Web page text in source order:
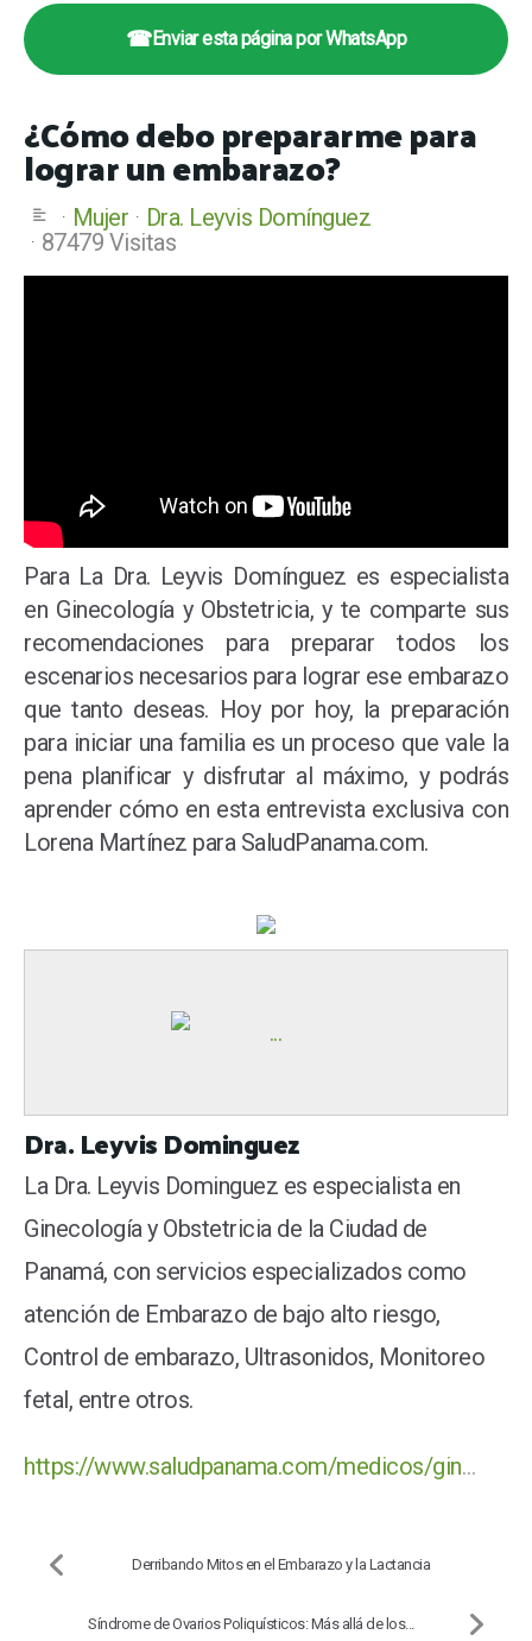
☎Enviar esta página por WhatsApp
¿Cómo debo prepararme para
lograr un embarazo?
Mujer
Dra. Leyvis Domínguez
87479 Visitas
Para La Dra. Leyvis Domínguez es especialista
en Ginecología y Obstetricia, y te comparte sus
recomendaciones para preparar todos los
escenarios necesarios para lograr ese embarazo
que tanto deseas. Hoy por hoy, la preparación
para iniciar una familia es un proceso que vale la
pena planificar y disfrutar al máximo, y podrás
aprender cómo en esta entrevista exclusiva con
Lorena Martínez para SaludPanama.com.
Dra. Leyvis Dominguez
La Dra. Leyvis Dominguez es especialista en
Ginecología y Obstetricia de la Ciudad de
Panamá, con servicios especializados como
atención de Embarazo de bajo alto riesgo,
Control de embarazo, Ultrasonidos, Monitoreo
fetal, entre otros.
https://www.saludpanama.com/medicos/ginecologia-obstetricia-y-reproduccion/dra-leyvis-dominguez
Derribando Mitos en el Embarazo y la Lactancia
Síndrome de Ovarios Poliquísticos: Más allá de los...